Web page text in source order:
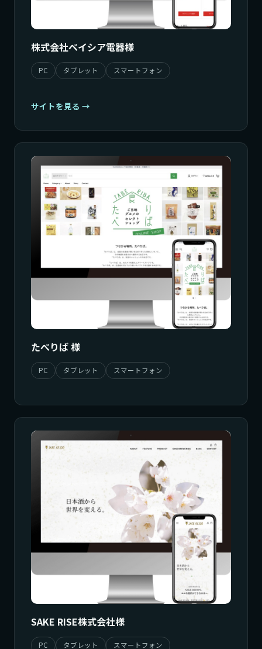
株式会社ベイシア電器様
PC タブレット スマートフォン
サイトを見る
たべりば 様
PC タブレット スマートフォン
SAKE RISE株式会社様
PC タブレット スマートフォン